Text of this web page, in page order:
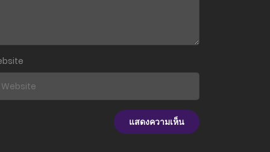
16 มิถุนายน 2026